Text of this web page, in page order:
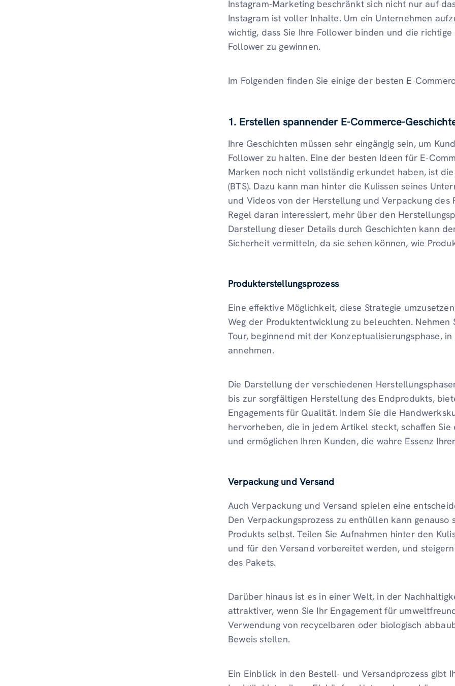
Instagram-Marketing beschränkt sich nicht nur auf
Instagram ist voller Inhalte. Um ein Unternehmen
wichtig, dass Sie Ihre Follower binden und die
Follower zu gewinnen.
Im Folgenden finden Sie einige der besten E-
1. Erstellen spannender E-Commerce-
Ihre Geschichten müssen sehr eingängig sein, um
Follower zu halten. Eine der besten Ideen für E-
Marken noch nicht vollständig erkundet haben, ist
(BTS). Dazu kann man hinter die Kulissen seines
und Videos von der Herstellung und Verpackung
Regel daran interessiert, mehr über den
Darstellung dieser Details durch Geschichten kann
Sicherheit vermitteln, da sie sehen können, wie
Produkterstellungsprozess
Eine effektive Möglichkeit, diese Strategie
Weg der Produktentwicklung zu beleuchten.
Tour, beginnend mit der Konzeptualisierungsphase,
annehmen.
Die Darstellung der verschiedenen
bis zur sorgfältigen Herstellung des Endprodukts,
Engagements für Qualität. Indem Sie die
hervorheben, die in jedem Artikel steckt, schaffen
und ermöglichen Ihren Kunden, die wahre Essenz
Verpackung und Versand
Auch Verpackung und Versand spielen eine
Den Verpackungsprozess zu enthüllen kann
Produkts selbst. Teilen Sie Aufnahmen hinter den
und für den Versand vorbereitet werden, und
des Pakets.
Darüber hinaus ist es in einer Welt, in der
attraktiver, wenn Sie Ihr Engagement für
Verwendung von recycelbaren oder biologisch
Beweis stellen.
Ein Einblick in den Bestell- und Versandprozess gibt